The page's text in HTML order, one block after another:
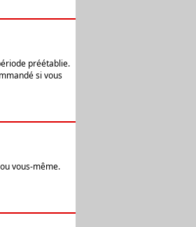
préétablie.
si vous
vous-même.